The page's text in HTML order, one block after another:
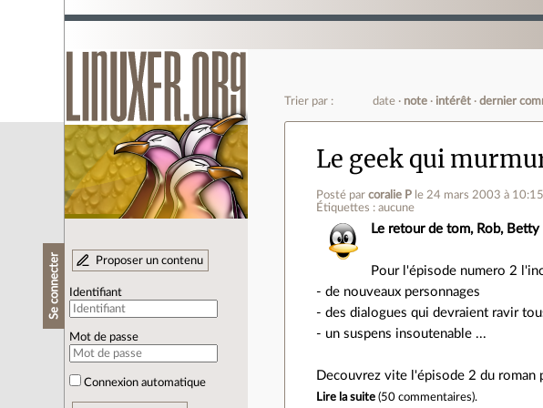
Se connecter Proposer un contenu
Identifiant
Mot de passe
Connexion automatique
Trier par : date note intérêt dernier
Le geek qui
Posté parcoralie P le 24 mars 2003 à 10:15
Étiquettes : aucune
Le retour de tom, Rob, Betty
Pour l'épisode numero 2
- de nouveaux personnages
- des dialogues qui devraient ravir
- un suspens insoutenable ...
Decouvrez vite l'épisode 2 du roman
Lire la suite (50 commentaires).